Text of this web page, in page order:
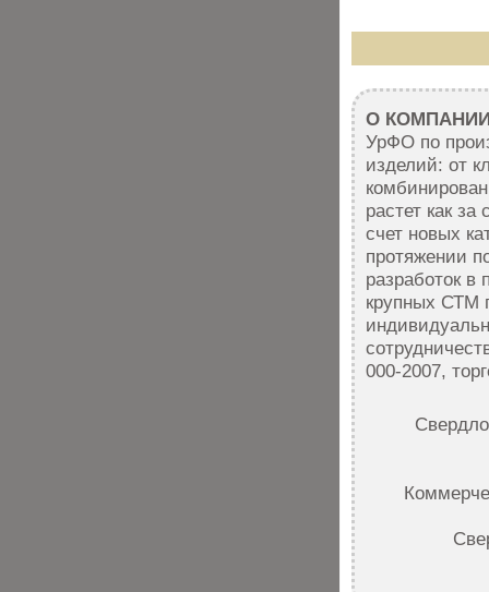
О
УрФО по
изделий: от
растет как
счет новых
протяжении
разработок в
крупных СТМ
000-2007,